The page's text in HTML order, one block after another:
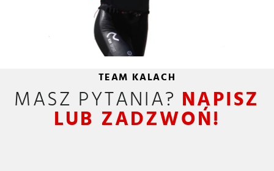
TEAM KALACH
MASZ PYTANIA? NAPISZ
LUB ZADZWOŃ!